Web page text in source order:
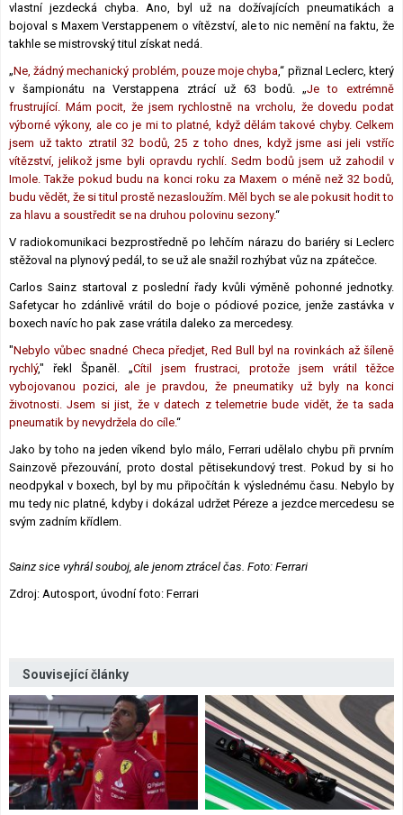
vlastní jezdecká chyba. Ano, byl už na dožívajících pneumatikách a
bojoval s Maxem Verstappenem o vítězství, ale to nic nemění na faktu, že
takhle se mistrovský titul získat nedá.
„Ne, žádný mechanický problém, pouze moje chyba,“ přiznal Leclerc, který
v šampionátu na Verstappena ztrácí už 63 bodů. „Je to extrémně
frustrující. Mám pocit, že jsem rychlostně na vrcholu, že dovedu podat
výborné výkony, ale co je mi to platné, když dělám takové chyby. Celkem
jsem už takto ztratil 32 bodů, 25 z toho dnes, když jsme asi jeli vstříc
vítězství, jelikož jsme byli opravdu rychlí. Sedm bodů jsem už zahodil v
Imole. Takže pokud budu na konci roku za Maxem o méně než 32 bodů,
budu vědět, že si titul prostě nezasloužím. Měl bych se ale pokusit hodit to
za hlavu a soustředit se na druhou polovinu sezony.“
V radiokomunikaci bezprostředně po lehčím nárazu do bariéry si Leclerc
stěžoval na plynový pedál, to se už ale snažil rozhýbat vůz na zpátečce.
Carlos Sainz startoval z poslední řady kvůli výměně pohonné jednotky.
Safetycar ho zdánlivě vrátil do boje o pódiové pozice, jenže zastávka v
boxech navíc ho pak zase vrátila daleko za mercedesy.
"Nebylo vůbec snadné Checa předjet, Red Bull byl na rovinkách až šíleně
rychlý," řekl Španěl. „Cítil jsem frustraci, protože jsem vrátil těžce
vybojovanou pozici, ale je pravdou, že pneumatiky už byly na konci
životnosti. Jsem si jist, že v datech z telemetrie bude vidět, že ta sada
pneumatik by nevydržela do cíle.“
Jako by toho na jeden víkend bylo málo, Ferrari udělalo chybu při prvním
Sainzově přezouvání, proto dostal pětisekundový trest. Pokud by si ho
neodpykal v boxech, byl by mu připočítán k výslednému času. Nebylo by
mu tedy nic platné, kdyby i dokázal udržet Péreze a jezdce mercedesu se
svým zadním křídlem.
Sainz sice vyhrál souboj, ale jenom ztrácel čas. Foto: Ferrari
Zdroj: Autosport, úvodní foto: Ferrari
Související články